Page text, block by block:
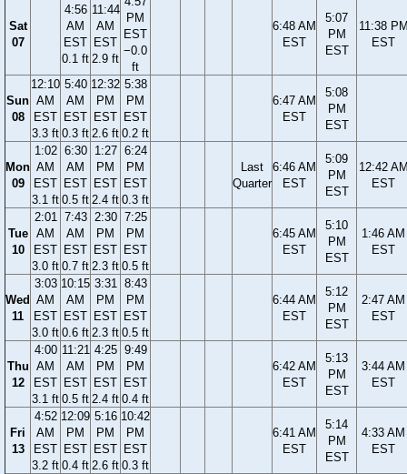
Sat
07
4:56
AM
EST
0.1 ft
11:44
AM
EST
2.9 ft
PM
EST
−0.0
ft
6:48 AM
EST
5:07
PM
EST
11:38
EST
Sun
08
12:10
AM
EST
3.3 ft
5:40
AM
EST
0.3 ft
12:32
PM
EST
2.6 ft
5:38
PM
EST
0.2 ft
6:47 AM
EST
5:08
PM
EST
Mon
09
1:02
AM
EST
3.1 ft
6:30
AM
EST
0.5 ft
1:27
PM
EST
2.4 ft
6:24
PM
EST
0.3 ft
Last
Quarter
6:46 AM
EST
5:09
PM
EST
12:42
EST
Tue
10
2:01
AM
EST
3.0 ft
7:43
AM
EST
0.7 ft
2:30
PM
EST
2.3 ft
7:25
PM
EST
0.5 ft
6:45 AM
EST
5:10
PM
EST
1:46 AM
EST
Wed
11
3:03
AM
EST
3.0 ft
10:15
AM
EST
0.6 ft
3:31
PM
EST
2.3 ft
8:43
PM
EST
0.5 ft
6:44 AM
EST
5:12
PM
EST
2:47 AM
EST
Thu
12
4:00
AM
EST
3.1 ft
11:21
AM
EST
0.5 ft
4:25
PM
EST
2.4 ft
9:49
PM
EST
0.4 ft
6:42 AM
EST
5:13
PM
EST
3:44 AM
EST
Fri
13
4:52
AM
EST
3.2 ft
12:09
PM
EST
0.4 ft
5:16
PM
EST
2.6 ft
10:42
PM
EST
0.3 ft
6:41 AM
EST
5:14
PM
EST
4:33 AM
EST